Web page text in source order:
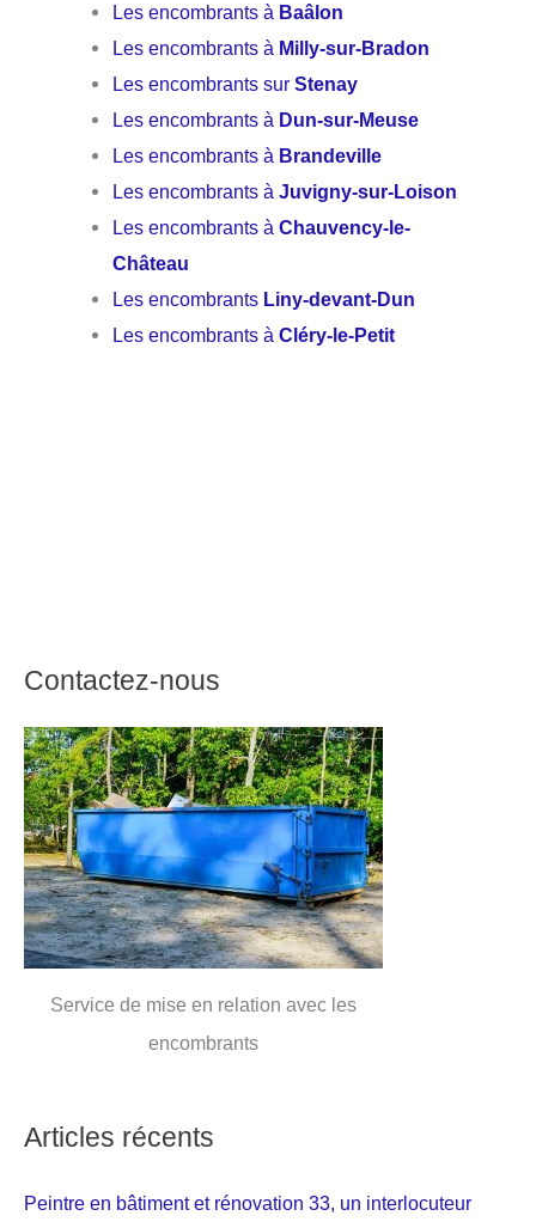
Les encombrants à Baâlon
Les encombrants à Milly-sur-Bradon
Les encombrants surStenay
Les encombrants à Dun-sur-Meuse
Les encombrants à Brandeville
Les encombrants àJuvigny-sur-Loison
Les encombrants àChauvency-le-
Château
Les encombrants Liny-devant-Dun
Les encombrants àCléry-le-Petit
Contactez-nous
Service de mise en relation avec les
encombrants
Articles récents
Peintre en bâtiment et rénovation 33, un interlocuteur